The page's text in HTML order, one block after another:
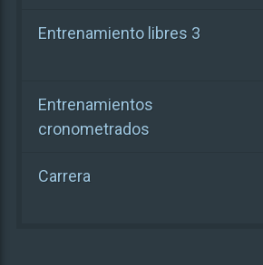
Entrenamiento libres 3
Entrenamientos
cronometrados
Carrera